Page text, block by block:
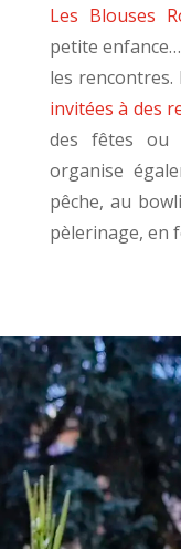
Les Blouses
petite
les
invitées à des
des fêtes ou
organise
pêche, au
pèlerinage, en